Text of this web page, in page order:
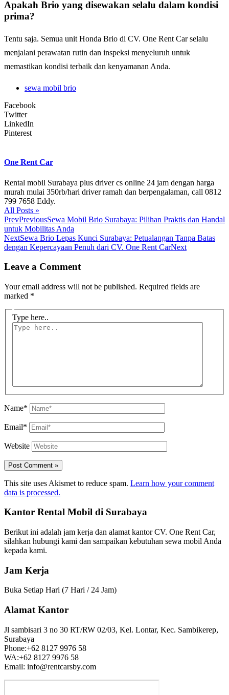
Apakah Brio yang disewakan selalu dalam kondisi
prima?
Tentu saja. Semua unit Honda Brio di CV. One Rent Car selalu
menjalani perawatan rutin dan inspeksi menyeluruh untuk
memastikan kondisi terbaik dan kenyamanan Anda.
sewa mobil brio
Facebook
Twitter
LinkedIn
Pinterest
One Rent Car
Rental mobil Surabaya plus driver cs online 24 jam dengan harga
murah mulai 350rb/hari driver ramah dan berpengalaman, call 0812
799 7658 Eddy.
All Posts »
PrevPreviousSewa Mobil Brio Surabaya: Pilihan Praktis dan Handal
untuk Mobilitas Anda
NextSewa Brio Lepas Kunci Surabaya: Petualangan Tanpa Batas
dengan Kepercayaan Penuh dari CV. One Rent CarNext
Leave a Comment
Your email address will not be published. Required fields are
marked *
Type here..
Name*
Email*
Website
This site uses Akismet to reduce spam. Learn how your comment
data is processed.
Kantor Rental Mobil di Surabaya
Berikut ini adalah jam kerja dan alamat kantor CV. One Rent Car,
silahkan hubungi kami dan sampaikan kebutuhan sewa mobil Anda
kepada kami.
Jam Kerja
Buka Setiap Hari (7 Hari / 24 Jam)
Alamat Kantor
Jl sambisari 3 no 30 RT/RW 02/03, Kel. Lontar, Kec. Sambikerep,
Surabaya
Phone:+62 8127 9976 58
WA:+62 8127 9976 58
Email: info@rentcarsby.com